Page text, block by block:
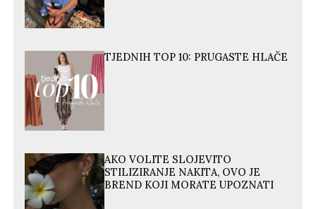
TJEDNIH TOP 10: PRUGASTE HLAČE
AKO VOLITE SLOJEVITO
STILIZIRANJE NAKITA, OVO JE
BREND KOJI MORATE UPOZNATI